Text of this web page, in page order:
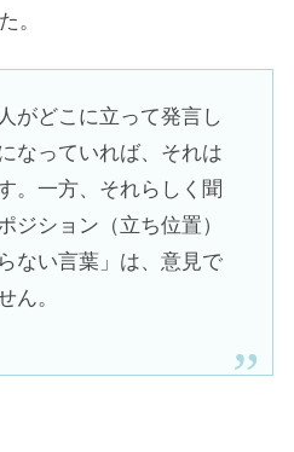
。
がどこに立って発言し
なっていれば、それは
。一方、それらしく聞
ジション（立ち位置）
ない言葉」は、意見で
ん。